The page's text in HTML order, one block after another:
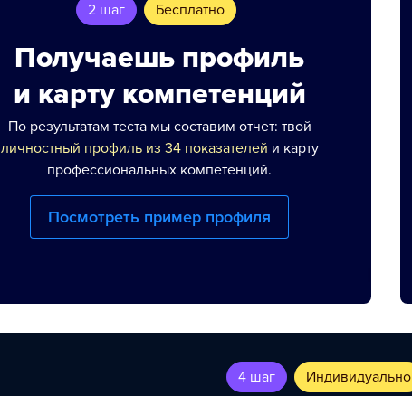
2 шаг Бесплатно
Получаешь профиль
и карту компетенций
По результатам теста мы составим отчет: твой
личностный профиль из 34 показателей и карту
профессиональных компетенций.
Посмотреть пример профиля
4 шаг Индивидуально